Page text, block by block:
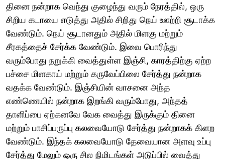
தினை நன்றாக வெந்து குழைந்து வரும் நேரத்தில், ஒரு
சிறிய கடாயை எடுத்து அதில் சிறிது நெய் ஊற்றி சூடாக்க
வேண்டும். நெய் சூடானதும் அதில் மிளகு மற்றும்
சீரகத்தைச் சேர்க்க வேண்டும். இவை பொரிந்து
வரும்போது நறுக்கி வைத்துள்ள இஞ்சி, காரத்திற்கு ஏற்ற
பச்சை மிளகாய் மற்றும் கருவேப்பிலை சேர்த்து நன்றாக
வதக்க வேண்டும். இஞ்சியின் வாசனை அந்த
எண்ணெயில் நன்றாக இறங்கி வரும்போது, அந்தத்
தாளிப்பை ஏற்கனவே வேக வைத்து இருக்கும் தினை
மற்றும் பாசிப்பருப்பு கலவையோடு சேர்த்து நன்றாகக் கிளற
வேண்டும். இந்தக் கலவையோடு தேவையான அளவு உப்பு
சேர்த்து மேலும் ஒரு சில நிமிடங்கள் அடுப்பில் வைத்து